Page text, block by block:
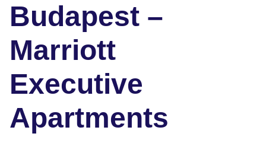
Budapest –
Marriott
Executive
Apartments